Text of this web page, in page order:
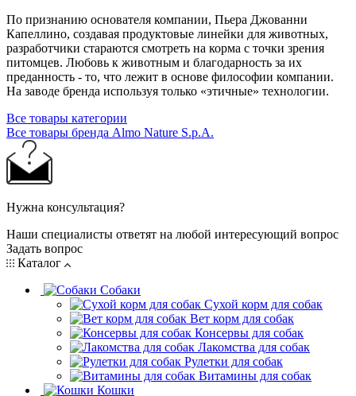
По признанию основателя компании, Пьера Джованни
Капеллино, создавая продуктовые линейки для животных,
разработчики стараются смотреть на корма с точки зрения
питомцев. Любовь к животным и благодарность за их
преданность - то, что лежит в основе философии компании.
На заводе бренда используя только «этичные» технологии.
Все товары категории
Все товары бренда Almo Nature S.p.A.
Нужна консультация?
Наши специалисты ответят на любой интересующий вопрос
Задать вопрос
Каталог
Собаки
Сухой корм для собак
Вет корм для собак
Консервы для собак
Лакомства для собак
Рулетки для собак
Витамины для собак
Кошки